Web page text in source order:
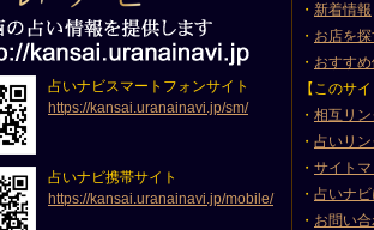
占いナビスマートフォンサイト
https://kansai.uranainavi.jp/sm/
占いナビ携帯サイト
https://kansai.uranainavi.jp/mobile/
・ 新着情報
・ お店を
・ おすす
【このサ
・ 相互リ
・ 占いリ
・ サイト
・ 占いナ
・ お問い